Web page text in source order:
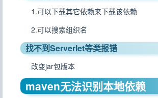
1.可以下载其它依赖来下载该依赖
2.可以搜索组织名
找不到Serverlet等类报错
改变jar包版本
maven无法识别本地依赖